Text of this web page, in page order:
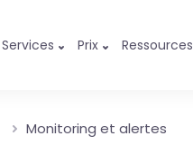
Services Prix Ressources
Monitoring et alertes